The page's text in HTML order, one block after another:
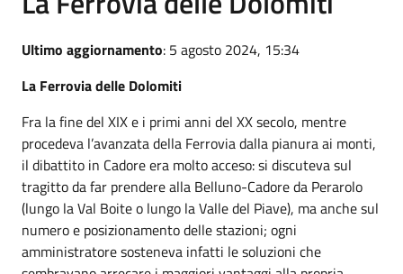
Ultimo aggiornamento: 5 agosto 2024, 15:34
La Ferrovia delle Dolomiti
Fra la fine del XIX e i primi anni del XX secolo, mentre
procedeva l’avanzata della Ferrovia dalla pianura ai monti,
il dibattito in Cadore era molto acceso: si discuteva sul
tragitto da far prendere alla Belluno-Cadore da Perarolo
(lungo la Val Boite o lungo la Valle del Piave), ma anche sul
numero e posizionamento delle stazioni; ogni
amministratore sosteneva infatti le soluzioni che